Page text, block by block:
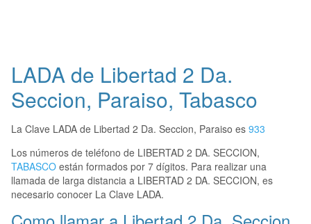
LADA de Libertad 2 Da.
Seccion, Paraiso, Tabasco
La Clave LADA de Libertad 2 Da. Seccion, Paraiso es 933
Los números de teléfono de LIBERTAD 2 DA. SECCION,
TABASCO están formados por 7 dígitos. Para realizar una
llamada de larga distancia a LIBERTAD 2 DA. SECCION, es
necesario conocer La Clave LADA.